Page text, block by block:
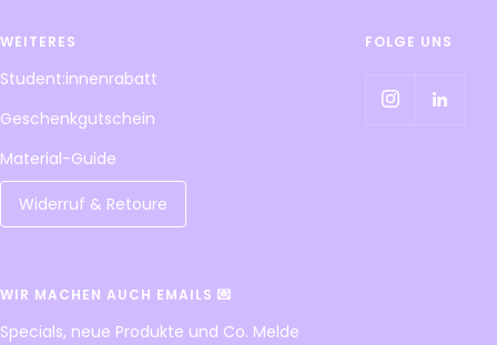
WEITERES
Student:innenrabatt
Geschenkgutschein
Material-Guide
Widerruf & Retoure
FOLGE UNS
WIR MACHEN AUCH EMAILS 💌
Specials, neue Produkte und Co. Melde